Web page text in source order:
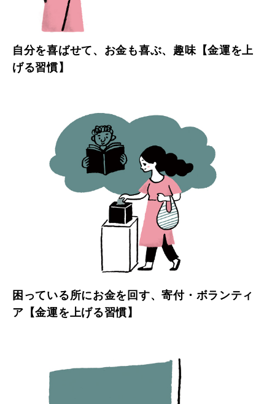
自分を喜ばせて、お金も喜ぶ、趣味【金運を上
げる習慣】
困っている所にお金を回す、寄付・ボランティ
ア【金運を上げる習慣】